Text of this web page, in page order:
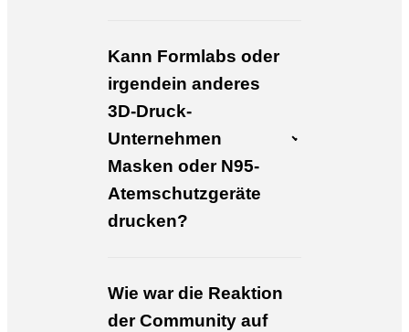
Kann Formlabs oder
irgendein anderes
3D-Druck-
Unternehmen
Masken oder N95-
Atemschutzgeräte
drucken?
Wie war die Reaktion
der Community auf